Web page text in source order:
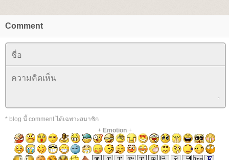
Comment
* blog นี้ comment ได้เฉพาะสมาชิก
+ Emotion+